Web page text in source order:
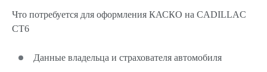
Что потребуется для оформления КАСКО на CADILLAC
CT6
Данные владельца и страхователя автомобиля